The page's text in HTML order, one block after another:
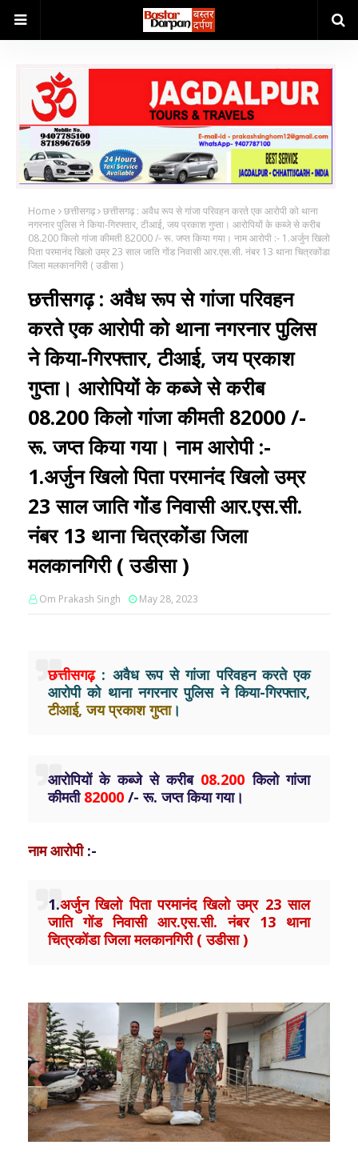
Home छत्तीसगढ़ छत्तीसगढ़ : अवैध रूप से गांजा परिवहन करते एक आरोपी को थाना
नगरनार पुलिस ने किया-गिरफ्तार, टीआई, जय प्रकाश गुप्ता। आरोपियों के कब्जे से करीब
08.200 किलो गांजा कीमती 82000 /- रू. जप्त किया गया। नाम आरोपी :- 1.अर्जुन खिलो
पिता परमानंद खिलो उम्र 23 साल जाति गोंड निवासी आर.एस.सी. नंबर 13 थाना चित्रकोंडा
जिला मलकानगिरी ( उडीसा )
छत्तीसगढ़ : अवैध रूप से गांजा परिवहन
करते एक आरोपी को थाना नगरनार पुलिस
ने किया-गिरफ्तार, टीआई, जय प्रकाश
गुप्ता। आरोपियों के कब्जे से करीब
08.200 किलो गांजा कीमती 82000 /-
रू. जप्त किया गया। नाम आरोपी :-
1.अर्जुन खिलो पिता परमानंद खिलो उम्र
23 साल जाति गोंड निवासी आर.एस.सी.
नंबर 13 थाना चित्रकोंडा जिला
मलकानगिरी ( उडीसा )
Om Prakash Singh May 28, 2023
छत्तीसगढ़: अवैध रूप से गांजा परिवहन करते एक
आरोपी को थाना नगरनार पुलिस ने किया-गिरफ्तार,
टीआई, जय प्रकाश गुप्ता।
आरोपियों के कब्जे से करीब 08.200 किलो गांजा
कीमती 82000 /- रू. जप्त किया गया।
नाम आरोपी:-
1.अर्जुन खिलो पिता परमानंद खिलो उम्र 23 साल
जाति गोंड निवासी आर.एस.सी. नंबर 13 थाना
चित्रकोंडा जिला मलकानगिरी ( उडीसा )